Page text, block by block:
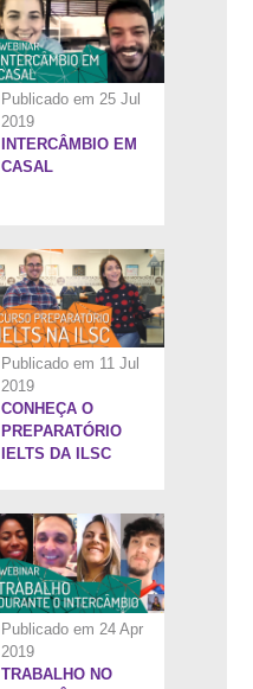
Publicado em 25 Jul
2019
INTERCÂMBIO EM
CASAL
Publicado em 11 Jul
2019
CONHEÇA O
PREPARATÓRIO
IELTS DA ILSC
Publicado em 24 Apr
2019
1:53:52''
TRABALHO NO